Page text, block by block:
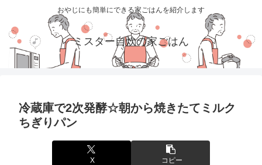
おやじにも簡単にできる家ごはんを紹介します
ミスター自炊の家ごはん
冷蔵庫で2次発酵☆朝から焼きたてミルク
ちぎりパン
X コピー